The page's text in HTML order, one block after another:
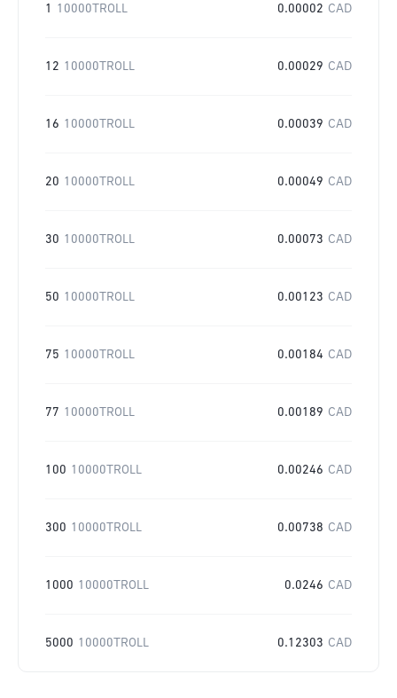
1 10000TROLL 0.00002 CAD
12 10000TROLL 0.00029 CAD
16 10000TROLL 0.00039 CAD
20 10000TROLL 0.00049 CAD
30 10000TROLL 0.00073 CAD
50 10000TROLL 0.00123 CAD
75 10000TROLL 0.00184 CAD
77 10000TROLL 0.00189 CAD
100 10000TROLL 0.00246 CAD
300 10000TROLL 0.00738 CAD
1000 10000TROLL 0.0246 CAD
5000 10000TROLL 0.12303 CAD